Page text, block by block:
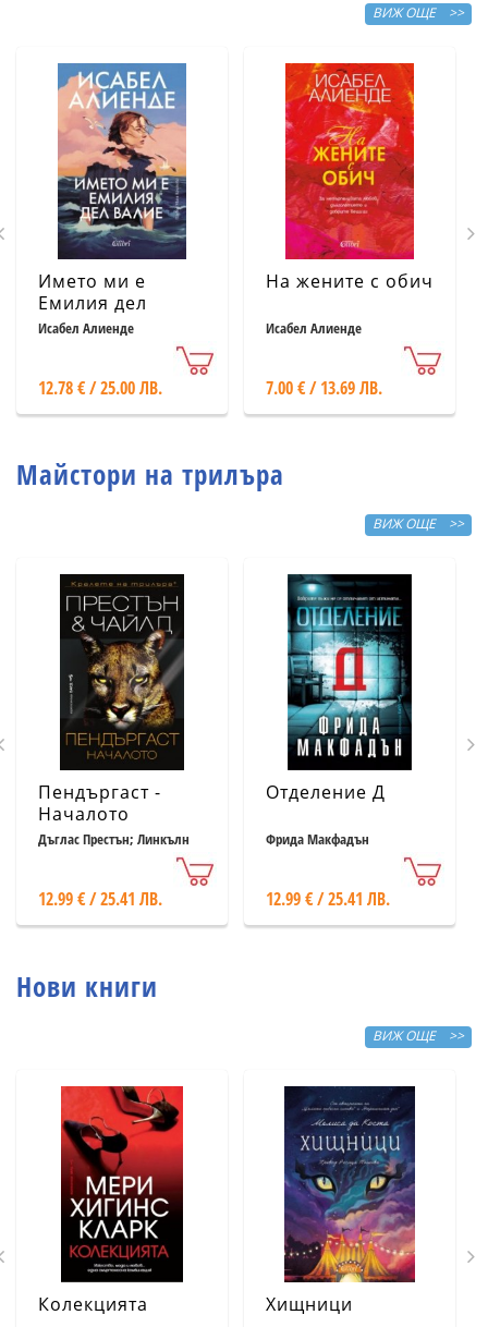
ВИЖ ОЩЕ >>
Името ми е
Емилия дел
Валие
Исабел Алиенде
12.78 € / 25.00 ЛВ.
На жените с обич
Исабел Алиенде
7.00 € / 13.69 ЛВ.
Майстори на трилъра
ВИЖ ОЩЕ >>
Пендъргаст -
Началото
Дъглас Престън; Линкълн
12.99 € / 25.41 ЛВ.
Отделение Д
Фрида Макфадън
12.99 € / 25.41 ЛВ.
Нови книги
ВИЖ ОЩЕ >>
Колекцията Хищници